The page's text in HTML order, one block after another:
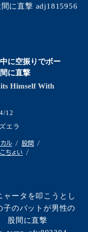
に空振りでボー
に直撃
Himself With
12
エラ
カル
股間
ちょい